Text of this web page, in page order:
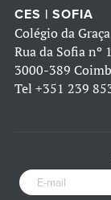
CES | SOFIA
Colégio da Graça
Rua da Sofia nº
3000-389
Tel +351 239